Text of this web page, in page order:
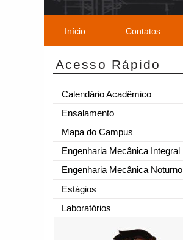
Início Contatos
Acesso Rápido
Calendário Acadêmico
Ensalamento
Mapa do Campus
Engenharia Mecânica Integral
Engenharia Mecânica Noturno
Estágios
Laboratórios